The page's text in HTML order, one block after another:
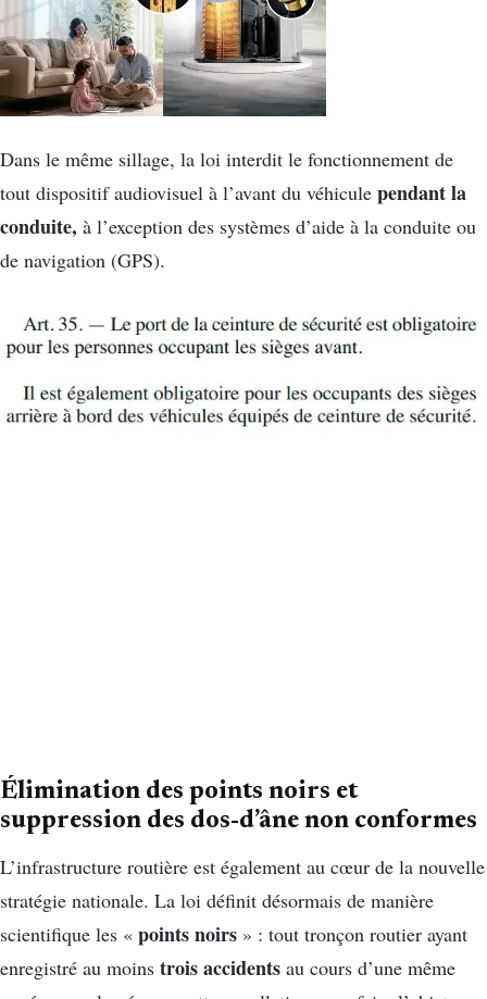
Dans le même sillage, la loi interdit le fonctionnement de
tout dispositif audiovisuel à l’avant du véhicule pendant la
conduite, à l’exception des systèmes d’aide à la conduite ou
de navigation (GPS).
Élimination des points noirs et
suppression des dos-d’âne non conformes
L’infrastructure routière est également au cœur de la nouvelle
stratégie nationale. La loi définit désormais de manière
scientifique les « points noirs » : tout tronçon routier ayant
enregistré au moins trois accidents au cours d’une même